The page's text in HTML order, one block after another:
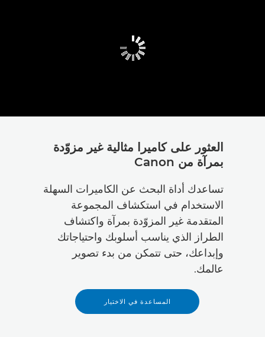
العثور على كاميرا مثالية غير مزوّدة
بمرآة من Canon
تساعدك أداة البحث عن الكاميرات السهلة
الاستخدام في استكشاف المجموعة
المتقدمة غير المزوّدة بمرآة واكتشاف
الطراز الذي يناسب أسلوبك واحتياجاتك
وإبداعك، حتى تتمكن من بدء تصوير
عالمك.
المساعدة في الاختيار